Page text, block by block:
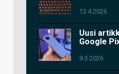
13.4.2026
Uusi
Google
9.3.2026